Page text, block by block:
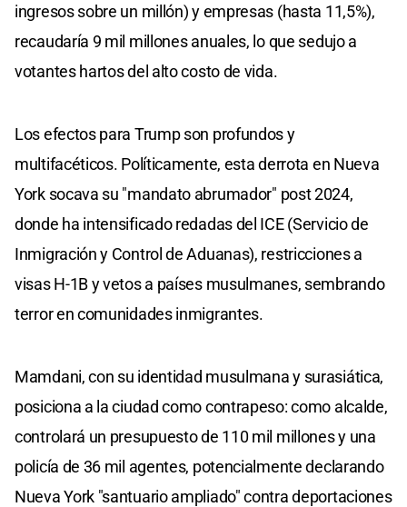
ingresos sobre un millón) y empresas (hasta 11,5%),
recaudaría 9 mil millones anuales, lo que sedujo a
votantes hartos del alto costo de vida.
Los efectos para Trump son profundos y
multifacéticos. Políticamente, esta derrota en Nueva
York socava su "mandato abrumador" post 2024,
donde ha intensificado redadas del ICE (Servicio de
Inmigración y Control de Aduanas), restricciones a
visas H-1B y vetos a países musulmanes, sembrando
terror en comunidades inmigrantes.
Mamdani, con su identidad musulmana y surasiática,
posiciona a la ciudad como contrapeso: como alcalde,
controlará un presupuesto de 110 mil millones y una
policía de 36 mil agentes, potencialmente declarando
Nueva York "santuario ampliado" contra deportaciones